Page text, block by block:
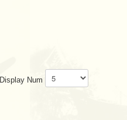
Display Num